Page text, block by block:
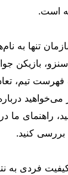
است.
تنها به
بازیکن
تیم،
بررسی کنید.
فردی به